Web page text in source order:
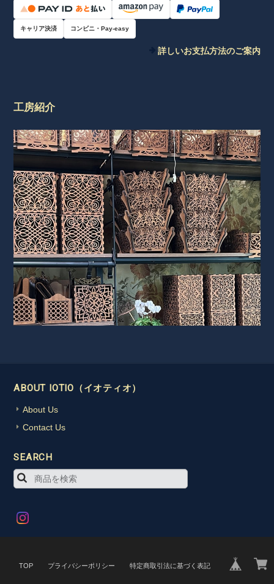
キャリア決済 コンビニ・Pay-easy
詳しいお支払方法のご案内
工房紹介
ABOUT IOTIO（イオティオ）
About Us
Contact Us
SEARCH
TOP プライバシーポリシー 特定商取引法に基づく表記